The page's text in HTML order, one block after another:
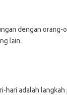
dengan orang-
lain.
hari adalah